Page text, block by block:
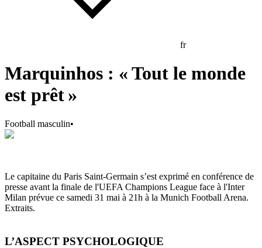
fr
Marquinhos : « Tout le monde
est prêt »
Football masculin•
Le capitaine du Paris Saint-Germain s’est exprimé en conférence de
presse avant la finale de l'UEFA Champions League face à l'Inter
Milan prévue ce samedi 31 mai à 21h à la Munich Football Arena.
Extraits.
L’ASPECT PSYCHOLOGIQUE